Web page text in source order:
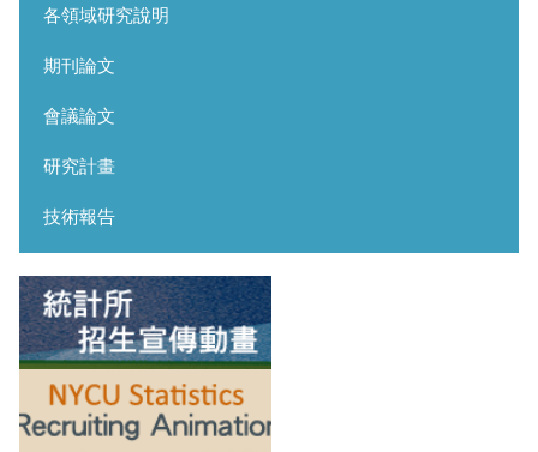
各領域研究說明
期刊論文
會議論文
研究計畫
技術報告